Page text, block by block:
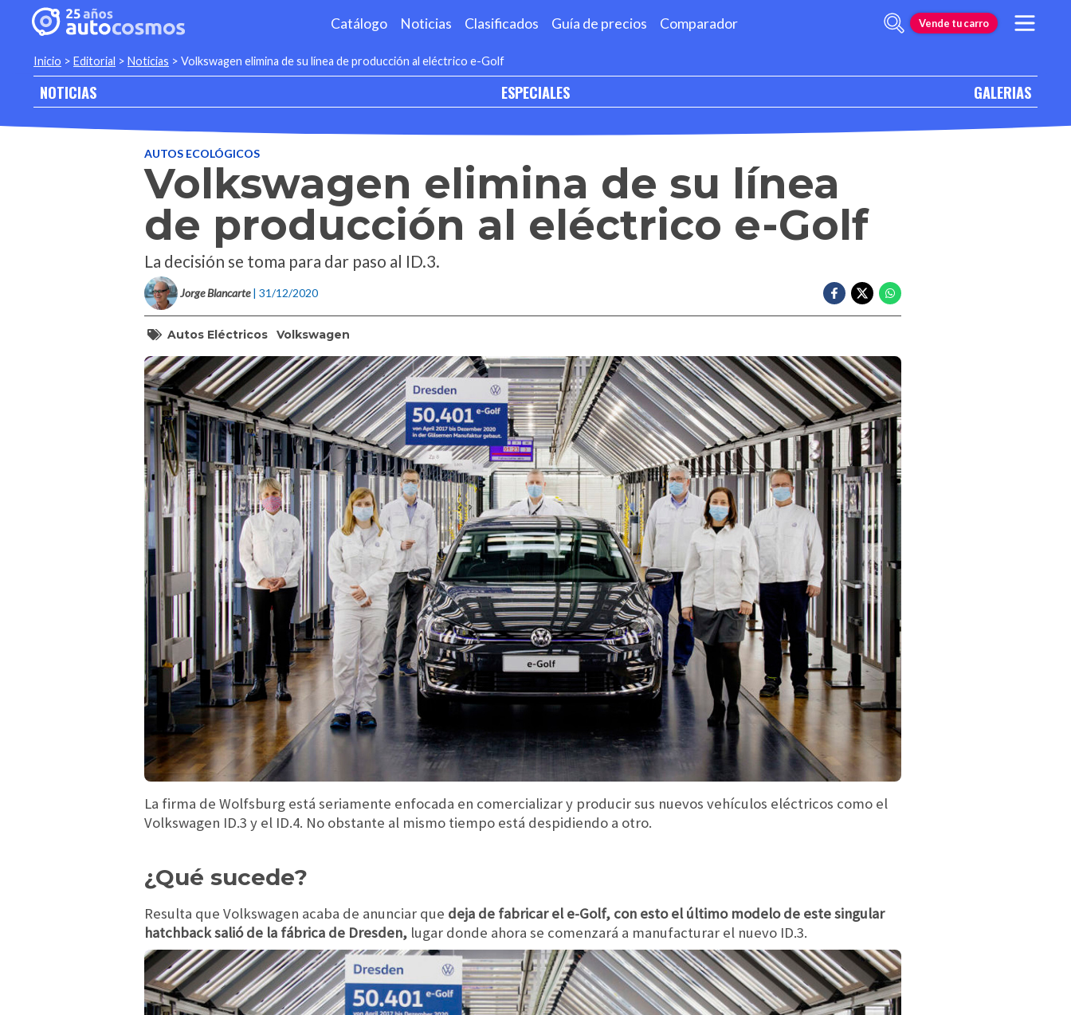
Catálogo Noticias Clasificados Guía de precios Comparador Vende tu carro
Inicio > Editorial > Noticias > Volkswagen elimina de su línea de producción al eléctrico e-Golf
NOTICIAS ESPECIALES GALERIAS
AUTOS ECOLÓGICOS
Volkswagen elimina de su línea
de producción al eléctrico e-Golf
La decisión se toma para dar paso al ID.3.
Jorge Blancarte | 31/12/2020
Autos Eléctricos Volkswagen
La firma de Wolfsburg está seriamente enfocada en comercializar y producir sus nuevos vehículos eléctricos como el
Volkswagen ID.3 y el ID.4. No obstante al mismo tiempo está despidiendo a otro.
¿Qué sucede?
Resulta que Volkswagen acaba de anunciar que deja de fabricar el e-Golf, con esto el último modelo de este singular
hatchback salió de la fábrica de Dresden, lugar donde ahora se comenzará a manufacturar el nuevo ID.3.